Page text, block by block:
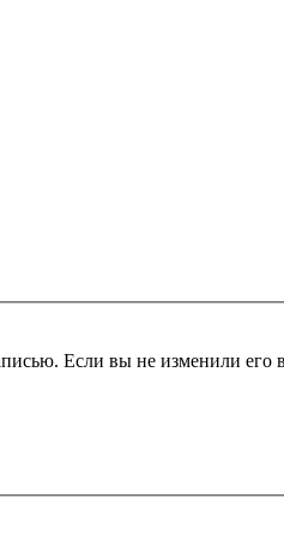
Если вы не изменили его